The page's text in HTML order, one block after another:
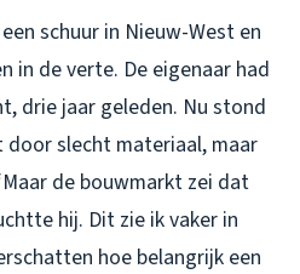
schuur in Nieuw-West en
in de verte. De eigenaar had
drie jaar geleden. Nu stond
slecht materiaal, maar
de bouwmarkt zei dat
hij. Dit zie ik vaker in
hoe belangrijk een